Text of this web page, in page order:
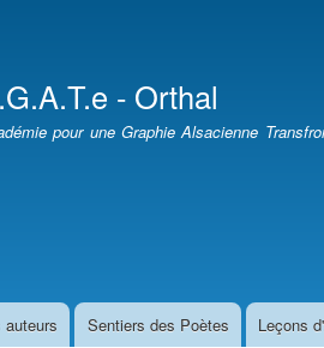
- Orthal
pour une Graphie Alsacienne
auteurs Sentiers des Poètes Leçons